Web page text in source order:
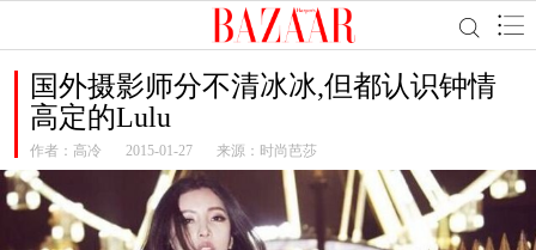
国外摄影师分不清冰冰,但都认识钟情
高定的Lulu
作者： 高冷 2015-01-27 来源：时尚芭莎